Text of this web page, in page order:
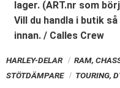
lager. (ART.nr som
Vill du handla i butik
innan. / Calles Crew
HARLEY-DELAR RAM,
STÖTDÄMPARE
TOURING,